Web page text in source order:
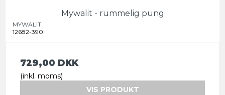
Mywalit - rummelig pung
MYWALIT
12682-390
729,00 DKK
(inkl. moms)
VIS PRODUKT